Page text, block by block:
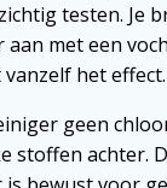
testen. Je
met een
vanzelf het effect.
geen
stoffen achter.